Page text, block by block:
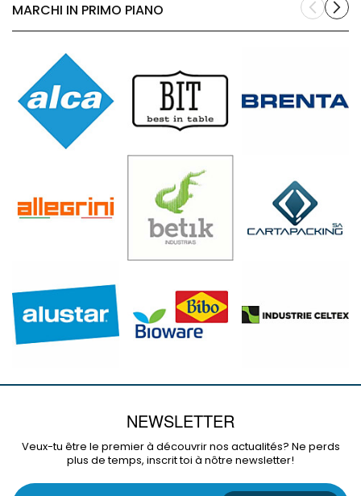
MARCHI IN PRIMO PIANO
NEWSLETTER
Veux-tu être le premier à découvrir nos actualités? Ne perds
plus de temps, inscrit toi à nôtre newsletter!